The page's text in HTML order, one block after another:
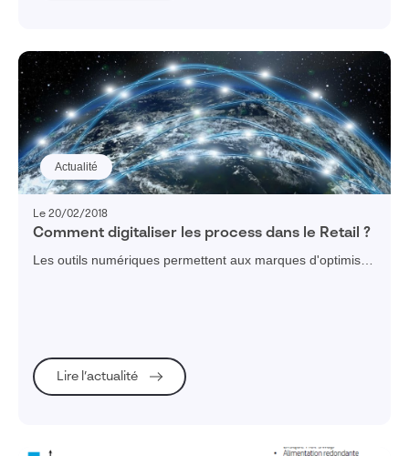
Actualité
Le 20/02/2018
Comment digitaliser les process dans le Retail ?
Les outils numériques permettent aux marques d'optimiser
Lire l’actualité